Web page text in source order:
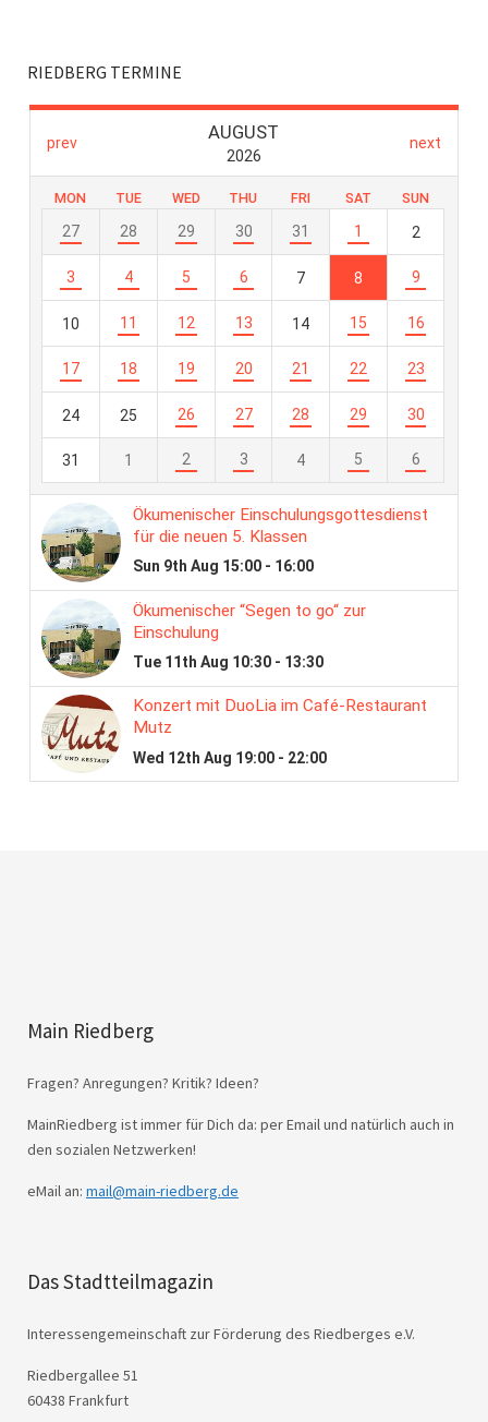
RIEDBERG TERMINE
Main Riedberg
Fragen? Anregungen? Kritik? Ideen?
MainRiedberg ist immer für Dich da: per Email und natürlich auch in
den sozialen Netzwerken!
eMail an: mail@main-riedberg.de
Das Stadtteilmagazin
Interessengemeinschaft zur Förderung des Riedberges e.V.
Riedbergallee 51
60438 Frankfurt